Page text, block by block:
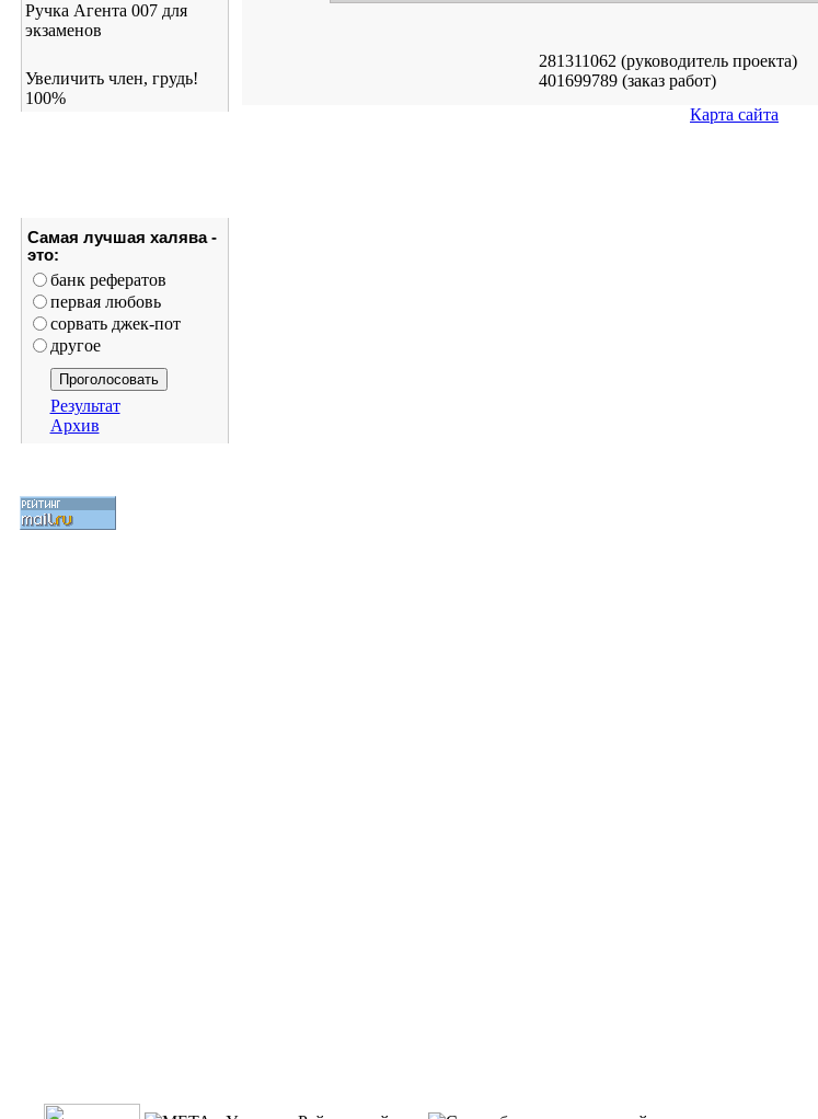
Ручка Агента 007 для
экзаменов
Увеличить член, грудь!
100%
Самая лучшая халява -
это:
банк рефератов
первая любовь
сорвать джек-пот
другое
Результат
Архив
281311062 (руководитель проекта)
401699789 (заказ работ)
Карта сайта